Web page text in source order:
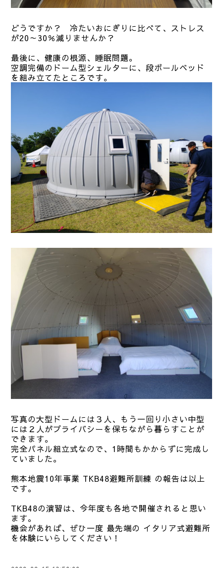
どうですか？ 冷たいおにぎりに比べて、ストレス
が20～30％減りませんか？
最後に、健康の根源、睡眠問題。
空調完備のドーム型シェルターに、段ボールベッド
を組み立てたところです。
写真の大型ドームには３人、もう一回り小さい中型
には２人がプライバシーを保ちながら暮らすことが
できます。
完全パネル組立式なので、1時間もかからずに完成し
ていました。
熊本地震10年事業 TKB48避難所訓練 の報告は以上
です。
TKB48の演習は、今年度も各地で開催されると思い
ます。
機会があれば、ぜひ一度 最先端の イタリア式避難所
を体験にいらしてください！